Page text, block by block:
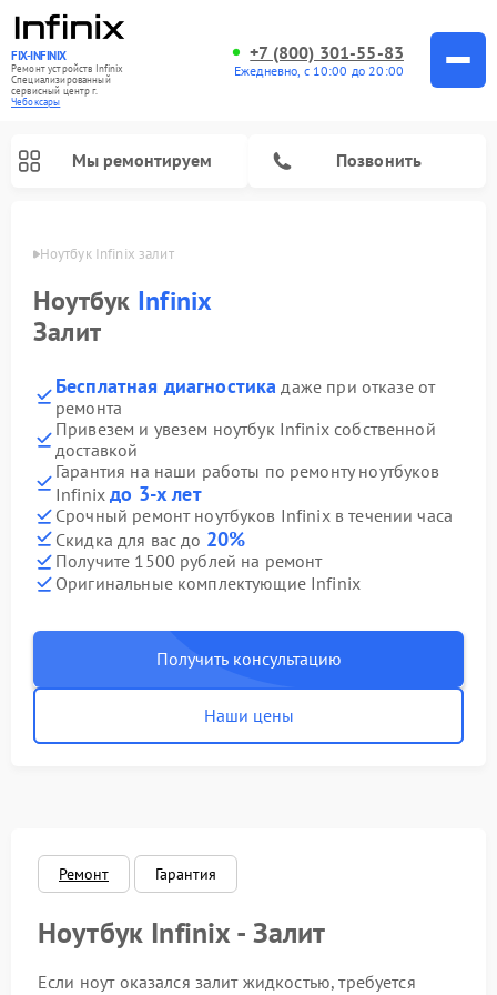
FIX-INFINIX
Ремонт устройств Infinix
Специализированный
cервисный центр г.
Чебоксары
+7 (800) 301-55-83
Ежедневно, с 10:00 до 20:00
Мы ремонтируем Позвонить
Ноутбук Infinix залит
Ноутбук Infinix
Залит
Бесплатная диагностика даже при отказе от
ремонта
Привезем и увезем ноутбук Infinix собственной
доставкой
Гарантия на наши работы по ремонту ноутбуков
Infinixдо 3-х лет
Срочный ремонт ноутбуков Infinix в течении часа
Скидка для вас до 20%
Получите 1500 рублей на ремонт
Оригинальные комплектующие Infinix
Получить консультацию
Наши цены
Ремонт Гарантия
Ноутбук Infinix - Залит
Если ноут оказался залит жидкостью, требуется